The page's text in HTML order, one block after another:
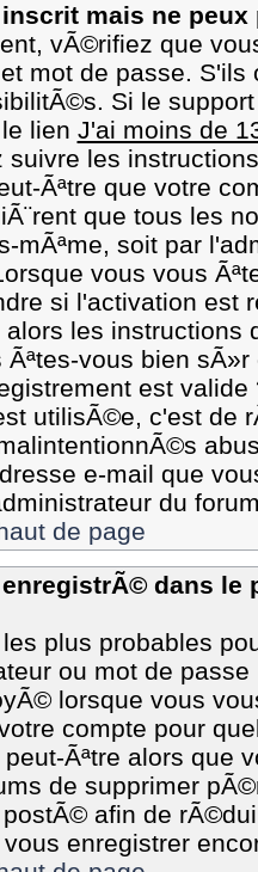
mais ne peux
vÃ©rifiez que
mot de passe.
Si le
lien J'ai moins de
suivre les
Ãªtre que votre
que tous les
mÃªme, soit par
vous vous
si l'activation est
les instructions
Ãªtes-vous bien
est
utilisÃ©e, c'est de
e-mail que
du
de page
dans le
plus probables
ou mot de
lorsque vous
compte pour
Ãªtre alors que
de supprimer
afin de
enregistrer